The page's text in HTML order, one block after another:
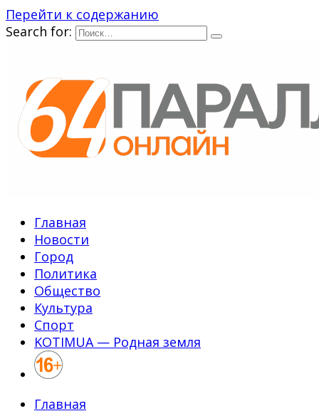
Перейти к содержанию
Search for:
Главная
Новости
Город
Политика
Общество
Культура
Спорт
KOTIMUA — Родная земля
Главная